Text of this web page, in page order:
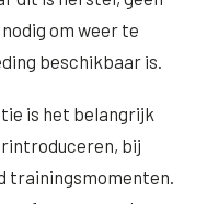
om weer te
beschikbaar is.
is het belangrijk
bij
trainingsmomenten.